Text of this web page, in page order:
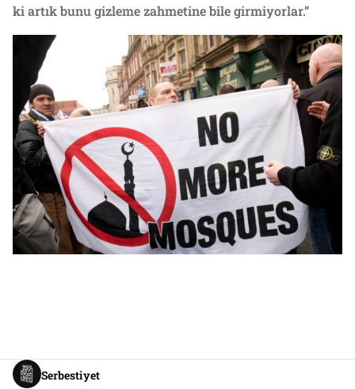
ki artık bunu gizleme zahmetine bile girmiyorlar.”
Serbestiyet